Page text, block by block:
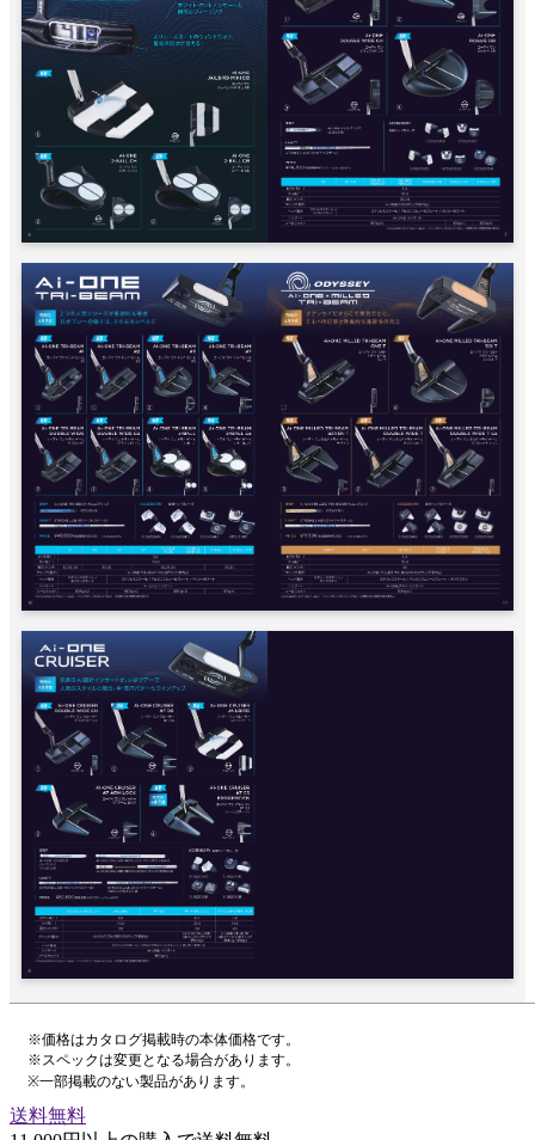
※価格はカタログ掲載時の本体価格です。
※スペックは変更となる場合があります。
※一部掲載のない製品があります。
送料無料